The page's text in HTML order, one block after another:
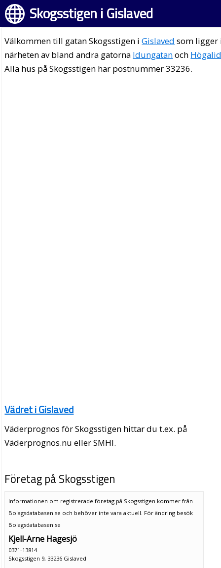
Skogsstigen i Gislaved
Välkommen till gatan Skogsstigen iGislaved som ligger
närheten av bland andra gatorna Idungatanoch
Alla hus på Skogsstigen har postnummer 33236.
Vädret i Gislaved
Väderprognos för Skogsstigen hittar du t.ex. på
Väderprognos.nu eller SMHI.
Företag på Skogsstigen
Informationen om registrerade företag på Skogsstigen kommer från
Bolagsdatabasen.se och behöver inte vara aktuell. För ändring besök
Bolagsdatabasen.se
Kjell-Arne Hagesjö
0371-13814
Skogsstigen 9, 33236 Gislaved